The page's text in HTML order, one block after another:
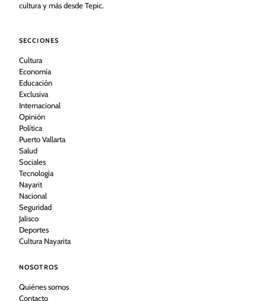
cultura y más desde Tepic.
SECCIONES
Cultura
Economía
Educación
Exclusiva
Internacional
Opinión
Política
Puerto Vallarta
Salud
Sociales
Tecnología
Nayarit
Nacional
Seguridad
Jalisco
Deportes
Cultura Nayarita
NOSOTROS
Quiénes somos
Contacto